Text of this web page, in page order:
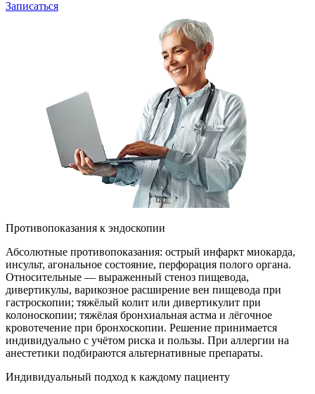
Записаться
Противопоказания к эндоскопии
Абсолютные противопоказания: острый инфаркт миокарда,
инсульт, агональное состояние, перфорация полого органа.
Относительные — выраженный стеноз пищевода,
дивертикулы, варикозное расширение вен пищевода при
гастроскопии; тяжёлый колит или дивертикулит при
колоноскопии; тяжёлая бронхиальная астма и лёгочное
кровотечение при бронхоскопии. Решение принимается
индивидуально с учётом риска и пользы. При аллергии на
анестетики подбираются альтернативные препараты.
Индивидуальный подход к каждому пациенту